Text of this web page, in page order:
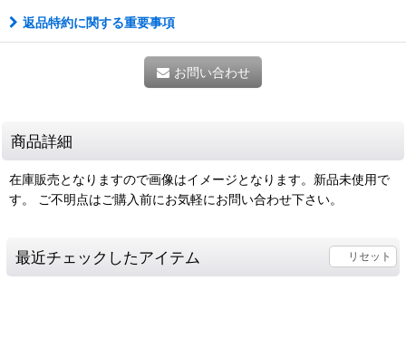
返品特約に関する重要事項
お問い合わせ
商品詳細
在庫販売となりますので画像はイメージとなります。新品未使用で
す。 ご不明点はご購入前にお気軽にお問い合わせ下さい。
最近チェックしたアイテム リセット